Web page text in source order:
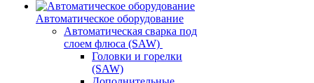
Автоматическое оборудование
Автоматическая сварка под
слоем флюса (SAW)
Головки и горелки
(SAW)